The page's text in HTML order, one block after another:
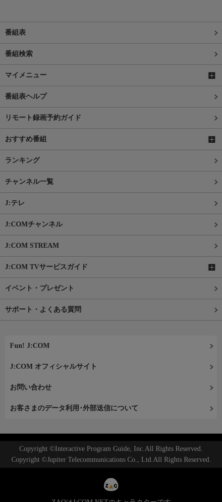
番組表
番組検索
マイメニュー
番組表ヘルプ
リモート録画予約ガイド
おすすめ番組
ランキング
チャンネル一覧
J:テレ
J:COMチャンネル
J:COM STREAM
J:COM TVサービスガイド
イベント・プレゼント
サポート・よくある質問
Fun! J:COM
J:COM オフィシャルサイト
お問い合わせ
お客さまのデータ利用･外部送信について
Copyright ©Interactive Program Guide, Inc.All Rights Reserved.
Copyright ©Jupiter Telecommunications Co., Ltd.All Rights Reserved.